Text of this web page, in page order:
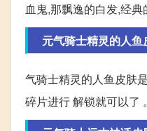
血鬼,那飘逸的白发,经典
元气骑士精灵的人
气骑士精灵的人鱼皮肤
碎片进行 解锁就可以了 。